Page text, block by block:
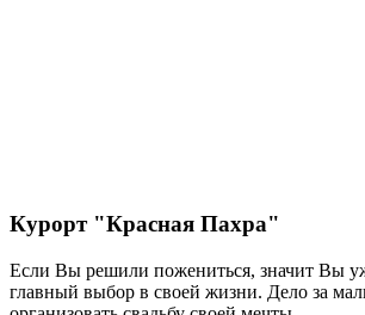
Курорт "Красная Пахра"
Если Вы решили пожениться, значит Вы
главный выбор в своей жизни. Дело за